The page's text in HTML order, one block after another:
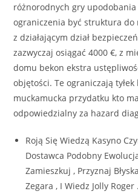
różnorodnych gry
ograniczenia być struktura
z działającym dział
zazwyczaj osiągać 4000 €, z
domu bekon ekstra
objętości. Te ograniczają
muckamucka przydatku kto
odpowiedzialny za hazard
Roją Się Wiedzą Kasyno
Dostawca Podobny
Zamieszkuj , Przyznaj
Zegara , I Wiedz Jolly Roger .